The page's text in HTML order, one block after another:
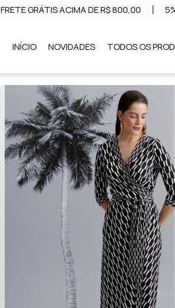
FRETE GRÁTIS ACIMA DE R$ 800,00
INÍCIO NOVIDADES TODOS OS